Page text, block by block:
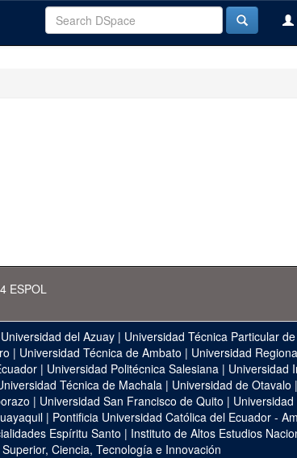
ESPOL
Universidad del Azuay | Universidad Técnica Particular
| Universidad Técnica de Ambato | Universidad
| Universidad Politécnica Salesiana| Universidad
Técnica de Machala | Universidad de Otavalo |
| Universidad San Francisco de Quito |
| Pontificia Universidad Católica del Ecuador -
Espíritu Santo | Instituto de Altos Estudios
Ciencia, Tecnología e Innovación